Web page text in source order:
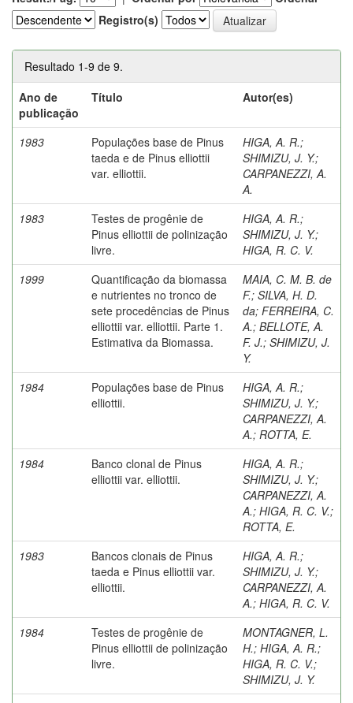
Registro(s)
Resultado 1-9 de 9.
Ano de
publicação
Título Autor(es)
1983
Populações base de Pinus
taeda e de Pinus elliottii
var. elliottii.
HIGA, A. R.;
SHIMIZU, J. Y.;
CARPANEZZI, A.
A.
1983
Testes de progênie de
Pinus elliottii de polinização
livre.
HIGA, A. R.;
SHIMIZU, J. Y.;
HIGA, R. C. V.
1999
Quantificação da biomassa
e nutrientes no tronco de
sete procedências de Pinus
elliottii var. elliottii. Parte 1.
Estimativa da Biomassa.
MAIA, C. M. B. de
F.; SILVA, H. D.
da; FERREIRA, C.
A.; BELLOTE, A.
F. J.; SHIMIZU, J.
Y.
1984
Populações base de Pinus
elliottii.
HIGA, A. R.;
SHIMIZU, J. Y.;
CARPANEZZI, A.
A.; ROTTA, E.
1984
Banco clonal de Pinus
elliottii var. elliottii.
HIGA, A. R.;
SHIMIZU, J. Y.;
CARPANEZZI, A.
A.; HIGA, R. C. V.;
ROTTA, E.
1983
Bancos clonais de Pinus
taeda e Pinus elliottii var.
elliottii.
HIGA, A. R.;
SHIMIZU, J. Y.;
CARPANEZZI, A.
A.; HIGA, R. C. V.
1984
Testes de progênie de
Pinus elliottii de polinização
livre.
MONTAGNER, L.
H.; HIGA, A. R.;
HIGA, R. C. V.;
SHIMIZU, J. Y.